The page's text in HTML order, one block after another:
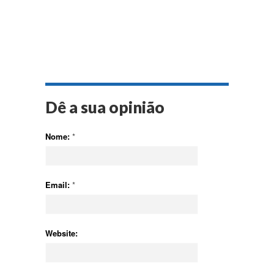
Dê a sua opinião
Nome: *
Email: *
Website: